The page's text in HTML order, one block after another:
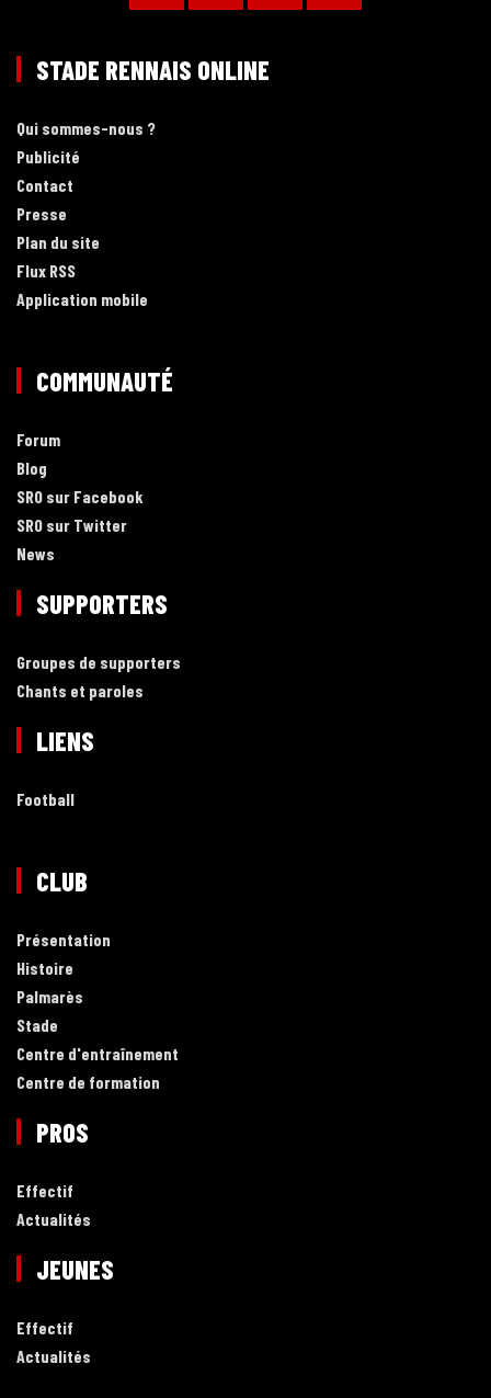
STADE RENNAIS ONLINE
Qui sommes-nous ?
Publicité
Contact
Presse
Plan du site
Flux RSS
Application mobile
COMMUNAUTÉ
Forum
Blog
SRO sur Facebook
SRO sur Twitter
News
SUPPORTERS
Groupes de supporters
Chants et paroles
LIENS
Football
CLUB
Présentation
Histoire
Palmarès
Stade
Centre d'entraînement
Centre de formation
PROS
Effectif
Actualités
JEUNES
Effectif
Actualités